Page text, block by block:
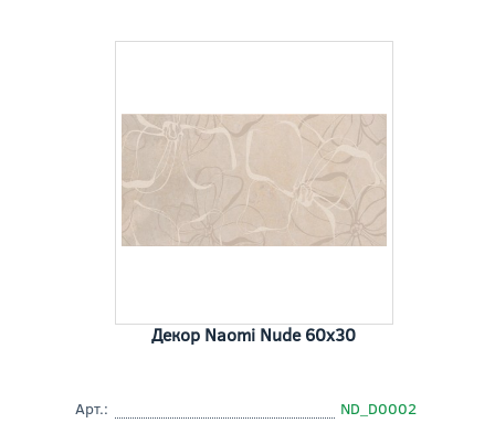
Декор Naomi Nude 60x30
Арт.:
ND_D0002